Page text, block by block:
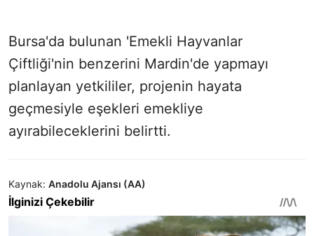
Bursa'da bulunan 'Emekli Hayvanlar
Çiftliği'nin benzerini Mardin'de yapmayı
planlayan yetkililer, projenin hayata
geçmesiyle eşekleri emekliye
ayırabileceklerini belirtti.
Kaynak: Anadolu Ajansı (AA)